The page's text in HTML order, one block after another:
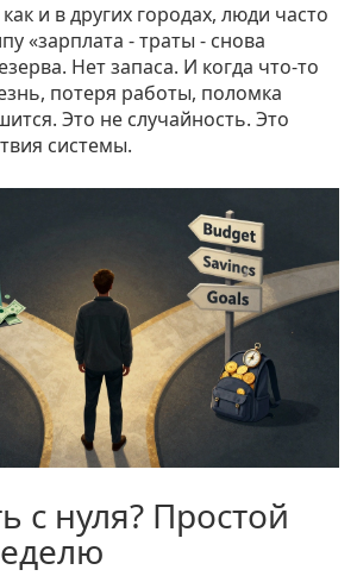
и в других городах, люди часто
«зарплата - траты - снова
Нет запаса. И когда что-то
потеря работы, поломка
Это не случайность. Это
системы.
с нуля? Простой